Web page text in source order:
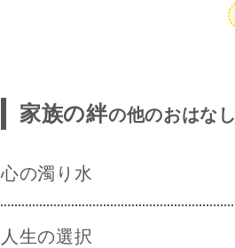
家族の絆の他のおはなし
心の濁り水
人生の選択